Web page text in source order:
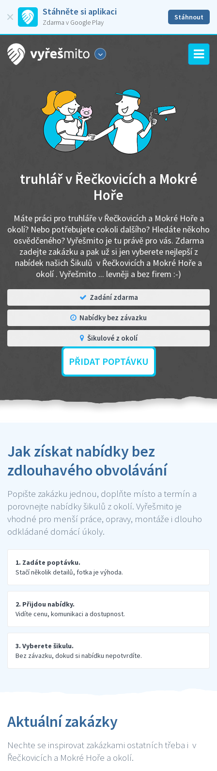
Stáhněte si aplikaci
Zdarma v Google Play
Stáhnout
truhlář v Řečkovicích a Mokré
Hoře
Máte práci pro truhláře v Řečkovicích a Mokré Hoře a
okolí? Nebo potřebujete cokoli dalšího? Hledáte někoho
osvědčeného? Vyřešmito je tu právě pro vás. Zdarma
zadejte zakázku a pak už si jen vyberete nejlepší z
nabídek našich Šikulů v Řečkovicích a Mokré Hoře a
okolí . Vyřešmito ... levněji a bez firem :-)
Zadání zdarma
Nabídky bez závazku
Šikulové z okolí
PŘIDAT POPTÁVKU
Jak získat nabídky bez
zdlouhavého obvolávání
Popište zakázku jednou, doplňte místo a termín a
porovnejte nabídky šikulů z okolí. Vyřešmito je
vhodné pro menší práce, opravy, montáže i dlouho
odkládané domácí úkoly.
1. Zadáte poptávku.
Stačí několik detailů, fotka je výhoda.
2. Přijdou nabídky.
Vidíte cenu, komunikaci a dostupnost.
3. Vyberete šikulu.
Bez závazku, dokud si nabídku nepotvrdíte.
Aktuální zakázky
Nechte se inspirovat zakázkami ostatních třeba i v
Řečkovicích a Mokré Hoře a okolí.